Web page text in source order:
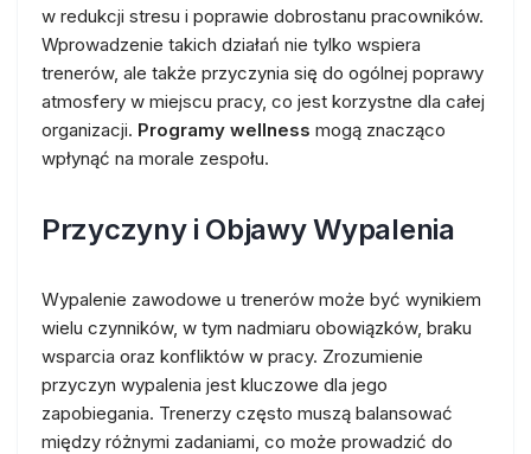
w redukcji stresu i poprawie dobrostanu pracowników.
Wprowadzenie takich działań nie tylko wspiera
trenerów, ale także przyczynia się do ogólnej poprawy
atmosfery w miejscu pracy, co jest korzystne dla całej
organizacji. Programy wellness mogą znacząco
wpłynąć na morale zespołu.
Przyczyny i Objawy Wypalenia
Wypalenie zawodowe u trenerów może być wynikiem
wielu czynników, w tym nadmiaru obowiązków, braku
wsparcia oraz konfliktów w pracy. Zrozumienie
przyczyn wypalenia jest kluczowe dla jego
zapobiegania. Trenerzy często muszą balansować
między różnymi zadaniami, co może prowadzić do